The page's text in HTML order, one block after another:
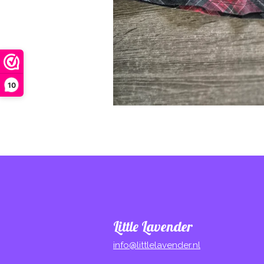
10
Little Lavender
info@littlelavender.nl